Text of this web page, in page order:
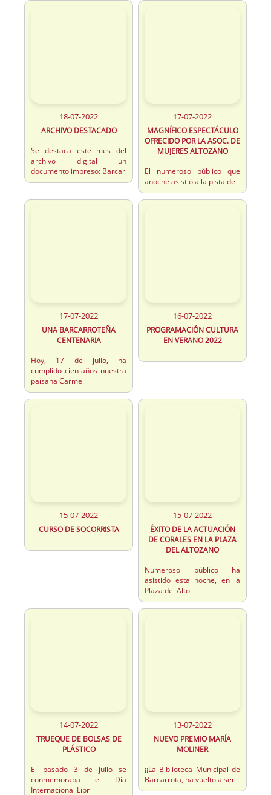
18-07-2022
ARCHIVO DESTACADO
Se destaca este mes del
archivo digital un
documento impreso: Barcar
17-07-2022
MAGNÍFICO ESPECTÁCULO
OFRECIDO POR LA ASOC. DE
MUJERES ALTOZANO
El numeroso público que
anoche asistió a la pista de l
17-07-2022
UNA BARCARROTEÑA
CENTENARIA
Hoy, 17 de julio, ha
cumplido cien años nuestra
paisana Carme
16-07-2022
PROGRAMACIÓN CULTURA
EN VERANO 2022
15-07-2022
CURSO DE SOCORRISTA
15-07-2022
ÉXITO DE LA ACTUACIÓN
DE CORALES EN LA PLAZA
DEL ALTOZANO
Numeroso público ha
asistido esta noche, en la
Plaza del Alto
14-07-2022
TRUEQUE DE BOLSAS DE
PLÁSTICO
El pasado 3 de julio se
conmemoraba el Día
Internacional Libr
13-07-2022
NUEVO PREMIO MARÍA
MOLINER
¡¡La Biblioteca Municipal de
Barcarrota, ha vuelto a ser